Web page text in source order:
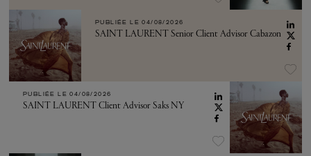
PUBLIÉE LE 04/08/2026
SAINT LAURENT Senior Client Advisor Cabazon
PUBLIÉE LE 04/08/2026
SAINT LAURENT Client Advisor Saks NY